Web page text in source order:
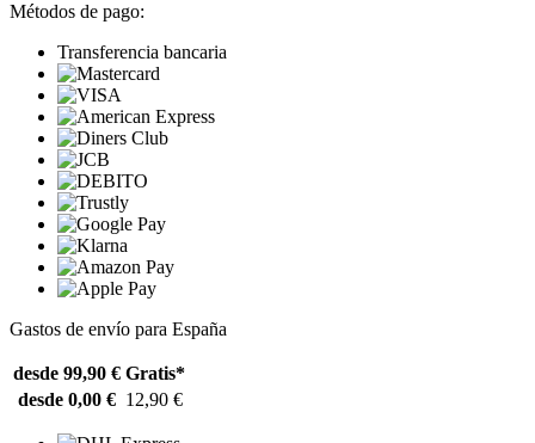
Métodos de pago:
Transferencia bancaria
Gastos de envío para España
desde 99,90 € Gratis*
desde 0,00 € 12,90 €